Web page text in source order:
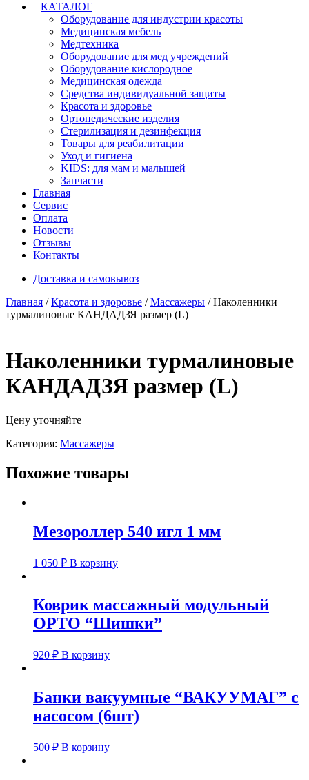
КАТАЛОГ
Оборудование для индустрии красоты
Медицинская мебель
Медтехника
Оборудование для мед учреждений
Оборудование кислородное
Медицинская одежда
Средства индивидуальной защиты
Красота и здоровье
Ортопедические изделия
Стерилизация и дезинфекция
Товары для реабилитации
Уход и гигиена
KIDS: для мам и малышей
Запчасти
Главная
Сервис
Оплата
Новости
Отзывы
Контакты
Доставка и самовывоз
Главная /Красота и здоровье /Массажеры / Наколенники
турмалиновые КАНДАДЗЯ размер (L)
Наколенники турмалиновые
КАНДАДЗЯ размер (L)
Цену уточняйте
Категория: Массажеры
Похожие товары
Мезороллер 540 игл 1 мм
1 050 ₽ В корзину
Коврик массажный модульный
ОРТО “Шишки”
920 ₽ В корзину
Банки вакуумные “ВАКУУМАГ” с
насосом (6шт)
500 ₽ В корзину